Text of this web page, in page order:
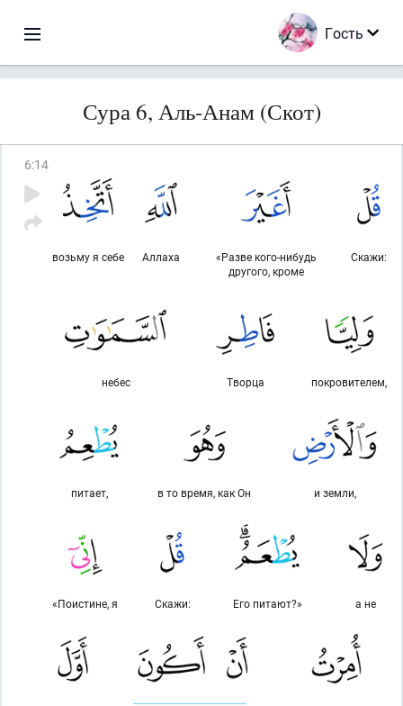
Гость
Сура 6, Аль-Анам (Скот)
6:14
Скажи:
«Разве кого-нибудь
другого, кроме
Аллаха
возьму я себе
покровителем,
Творца
небес
и земли,
в то время, как Он
питает,
а не
Его питают?»
Скажи:
«Поистине, я